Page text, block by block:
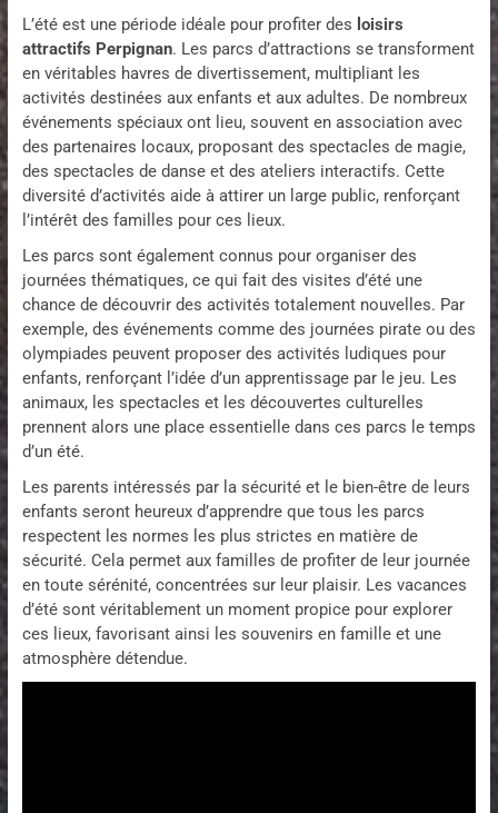
L’été est une période idéale pour profiter des loisirs
attractifs Perpignan. Les parcs d’attractions se transforment
en véritables havres de divertissement, multipliant les
activités destinées aux enfants et aux adultes. De nombreux
événements spéciaux ont lieu, souvent en association avec
des partenaires locaux, proposant des spectacles de magie,
des spectacles de danse et des ateliers interactifs. Cette
diversité d’activités aide à attirer un large public, renforçant
l’intérêt des familles pour ces lieux.
Les parcs sont également connus pour organiser des
journées thématiques, ce qui fait des visites d’été une
chance de découvrir des activités totalement nouvelles. Par
exemple, des événements comme des journées pirate ou des
olympiades peuvent proposer des activités ludiques pour
enfants, renforçant l’idée d’un apprentissage par le jeu. Les
animaux, les spectacles et les découvertes culturelles
prennent alors une place essentielle dans ces parcs le temps
d’un été.
Les parents intéressés par la sécurité et le bien-être de leurs
enfants seront heureux d’apprendre que tous les parcs
respectent les normes les plus strictes en matière de
sécurité. Cela permet aux familles de profiter de leur journée
en toute sérénité, concentrées sur leur plaisir. Les vacances
d’été sont véritablement un moment propice pour explorer
ces lieux, favorisant ainsi les souvenirs en famille et une
atmosphère détendue.